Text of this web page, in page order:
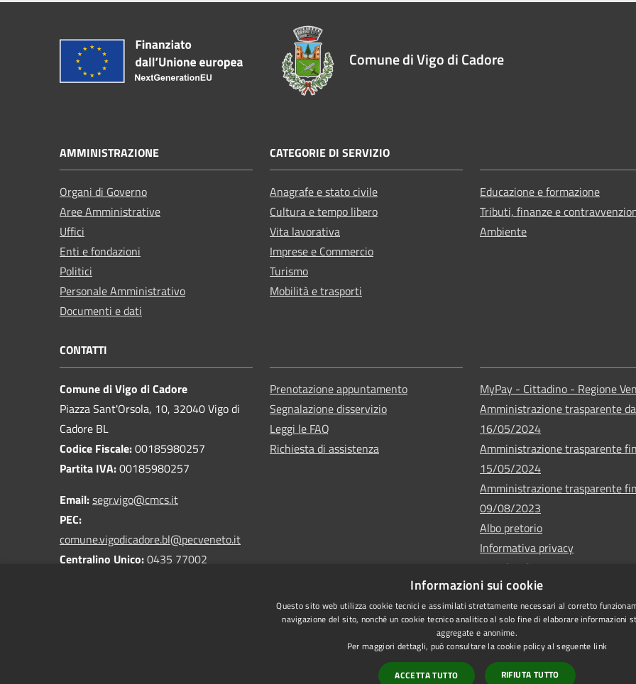
Comune di Vigo di Cadore
AMMINISTRAZIONE
Organi di Governo
Aree Amministrative
Uffici
Enti e fondazioni
Politici
Personale Amministrativo
Documenti e dati
CATEGORIE DI SERVIZIO
Anagrafe e stato civile
Cultura e tempo libero
Vita lavorativa
Imprese e Commercio
Turismo
Mobilità e trasporti
Educazione e formazione
Tributi, finanze e
Ambiente
CONTATTI
Comune di Vigo di Cadore
Piazza Sant'Orsola, 10, 32040 Vigo di
Cadore BL
Codice Fiscale:00185980257
Partita IVA:00185980257
Email:segr.vigo@cmcs.it
PEC:
comune.vigodicadore.bl@pecveneto.it
Centralino Unico:0435 77002
Prenotazione appuntamento
Segnalazione disservizio
Leggi le FAQ
Richiesta di assistenza
MyPay - Cittadino - Regione
Amministrazione trasparente
16/05/2024
Amministrazione trasparente
15/05/2024
Amministrazione trasparente
09/08/2023
Albo pretorio
Informativa privacy
Note legali
Dichiarazione di accessibilità
Informazioni sui cookie
Questo sito web utilizza cookie tecnici e assimilati strettamente necessari al corretto
navigazione del sito, nonché un cookie tecnico analitico al solo fine di elaborare informazioni
aggregate e anonime.
Per maggiori dettagli, può consultare la cookie policy al seguente link
ACCETTA TUTTO RIFIUTA TUTTO